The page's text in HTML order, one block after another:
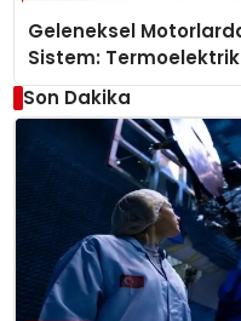
Geleneksel
Sistem:
Son Dakika